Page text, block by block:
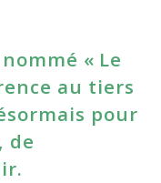
« Le
au tiers
pour
de